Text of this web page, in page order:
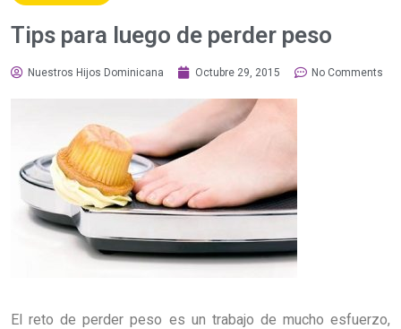
Tips para luego de perder peso
Nuestros Hijos Dominicana Octubre 29, 2015 No Comments
El reto de perder peso es un trabajo de mucho esfuerzo,